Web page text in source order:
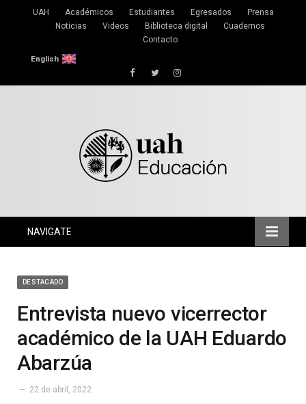
UAH Académicos Estudiantes Egresados
Prensa
Noticias
Videos Biblioteca digital
Cuadernos
Contacto
English
FacebookTwitterInstagram
NAVIGATE
DESTACADO
Entrevista nuevo vicerrector
académico de la UAH Eduardo
Abarzúa
22 de abril, 2022